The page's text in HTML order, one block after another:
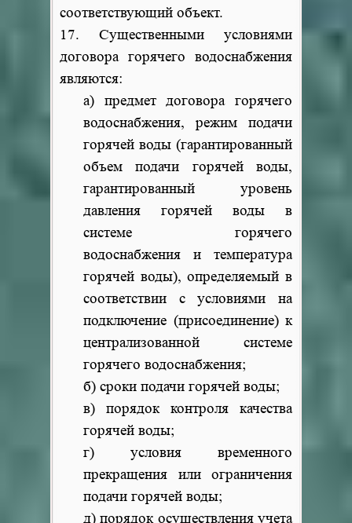
соответствующий объект.
17. Существенными условиями
договора горячего водоснабжения
являются:
а) предмет договора горячего
водоснабжения, режим подачи
горячей воды (гарантированный
объем подачи горячей воды,
гарантированный уровень
давления горячей воды в
системе горячего
водоснабжения и температура
горячей воды), определяемый в
соответствии с условиями на
подключение (присоединение) к
централизованной системе
горячего водоснабжения;
б) сроки подачи горячей воды;
в) порядок контроля качества
горячей воды;
г) условия временного
прекращения или ограничения
подачи горячей воды;
д) порядок осуществления учета